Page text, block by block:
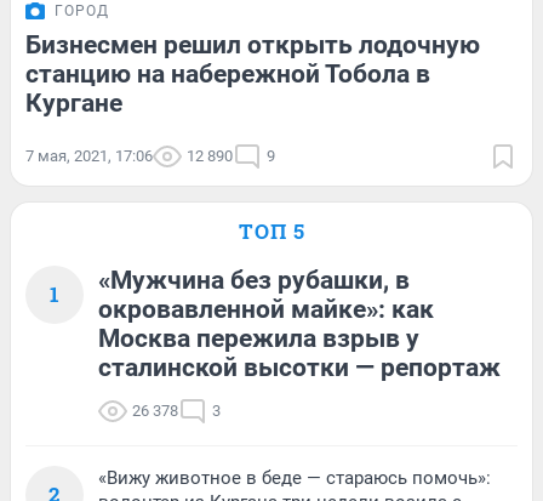
ГОРОД
Бизнесмен решил открыть лодочную
станцию на набережной Тобола в
Кургане
7 мая, 2021, 17:06 12 890 9
ТОП 5
1
«Мужчина без рубашки, в
окровавленной майке»: как
Москва пережила взрыв у
сталинской высотки — репортаж
26 378 3
2
«Вижу животное в беде — стараюсь помочь»: